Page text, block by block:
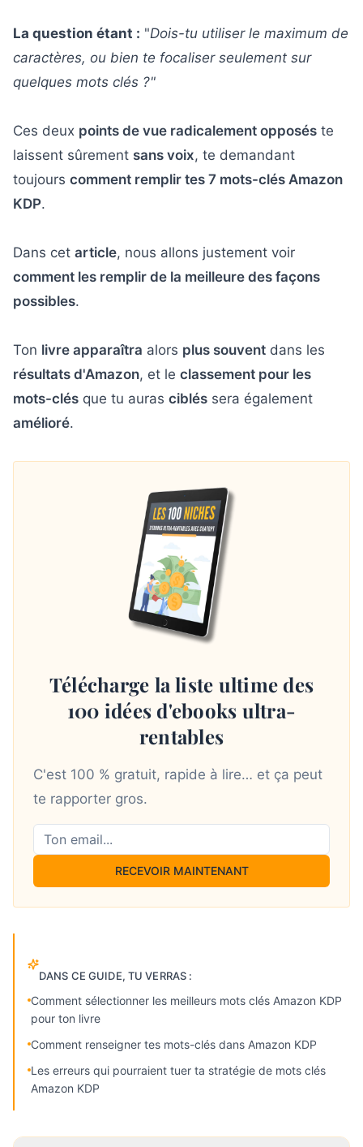
La question étant : "Dois-tu utiliser le maximum de
caractères, ou bien te focaliser seulement sur
quelques mots clés ?"
Ces deux points de vue radicalement opposés te
laissent sûrement sans voix, te demandant
toujours comment remplir tes 7 mots-clés Amazon
KDP.
Dans cet article, nous allons justement voir
comment les remplir de la meilleure des façons
possibles.
Ton livre apparaîtra alors plus souvent dans les
résultats d'Amazon, et le classement pour les
mots-clés que tu auras ciblés sera également
amélioré.
Télécharge la liste ultime des
100 idées d'ebooks ultra-
rentables
C'est 100 % gratuit, rapide à lire… et ça peut
te rapporter gros.
RECEVOIR MAINTENANT
DANS CE GUIDE, TU VERRAS :
Comment sélectionner les meilleurs mots clés Amazon KDP
pour ton livre
Comment renseigner tes mots-clés dans Amazon KDP
Les erreurs qui pourraient tuer ta stratégie de mots clés
Amazon KDP